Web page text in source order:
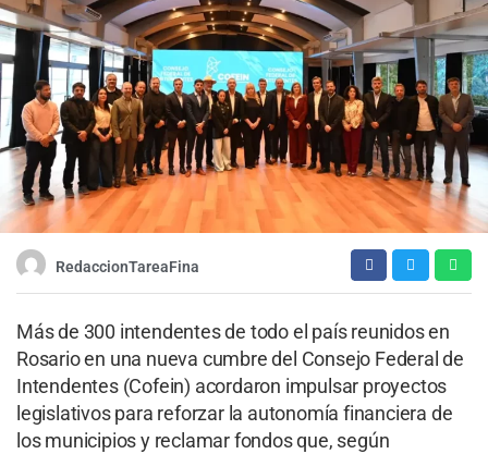
RedaccionTareaFina
Más de 300 intendentes de todo el país reunidos en
Rosario en una nueva cumbre del Consejo Federal de
Intendentes (Cofein) acordaron impulsar proyectos
legislativos para reforzar la autonomía financiera de
los municipios y reclamar fondos que, según